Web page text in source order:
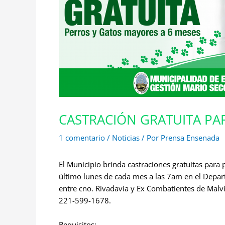
CASTRACIÓN GRATUITA
1 comentario / Noticias / Por Prensa Ensenada
El Municipio brinda castraciones gratuitas para
último lunes de cada mes a las 7am en el
entre cno. Rivadavia y Ex Combatientes de
221-599-1678.